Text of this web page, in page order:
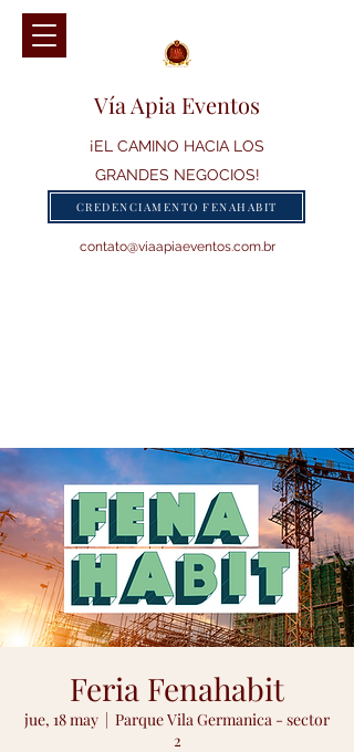
Vía Apia Eventos
¡EL CAMINO HACIA LOS
GRANDES NEGOCIOS!
contato@viaapiaeventos.com.br
CREDENCIAMENTO FENAHABIT
Feria Fenahabit
jue, 18 may
  |
Parque Vila Germanica - sector
2